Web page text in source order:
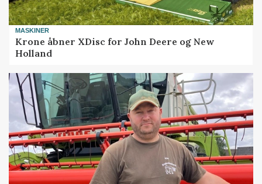
MASKINER
Krone åbner XDisc for John Deere og New
Holland